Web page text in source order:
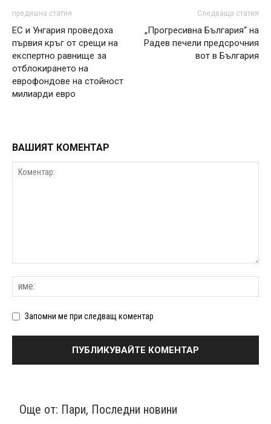
предишна статия
ЕС и Унгария проведоха
първия кръг от срещи на
експертно равнище за
отблокирането на
еврофондове на стойност
милиарди евро
Следваща статия
„Прогресивна България“ на
Радев печели предсрочния
вот в България
ВАШИЯТ КОМЕНТАР
Запомни ме при следващ коментар
Още от: Пари, Последни новини